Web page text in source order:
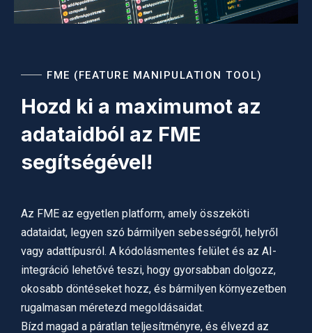
FME (FEATURE MANIPULATION TOOL)
Hozd ki a maximumot az
adataidból az FME
segítségével!
Az FME az egyetlen platform, amely összeköti
adataidat, legyen szó bármilyen sebességről, helyről
vagy adattípusról. A kódolásmentes felület és az AI-
integráció lehetővé teszi, hogy gyorsabban dolgozz,
okosabb döntéseket hozz, és bármilyen környezetben
rugalmasan méretezd megoldásaidat.
Bízd magad a páratlan teljesítményre, és élvezd az